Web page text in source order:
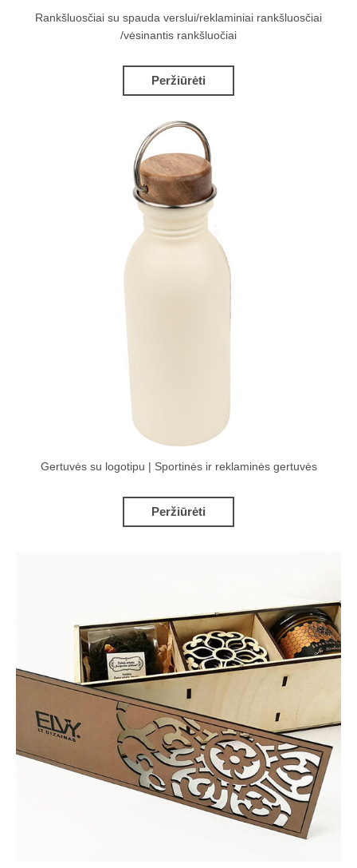
Rankšluosčiai su spauda verslui/reklaminiai rankšluosčiai
/vėsinantis rankšluočiai
Peržiūrėti
Gertuvės su logotipu | Sportinės ir reklaminės gertuvės
Peržiūrėti